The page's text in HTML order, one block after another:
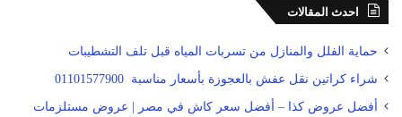
احدث المقالات
حماية الفلل والمنازل من تسربات المياه قبل تلف التشطيبات
شراء كراتين نقل عفش بالعجوزة بأسعار مناسبة 01101577900
أفضل عروض كذا – أفضل سعر كاش في مصر | عروض مستلزمات